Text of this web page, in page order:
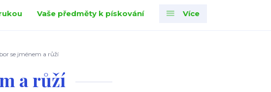
Vaše předměty k pískování Více
se jménem a růží
a růží